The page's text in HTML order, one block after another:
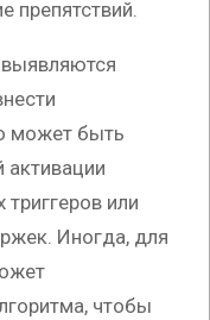
препятствий.
выявляются
может быть
активации
или
Иногда, для
чтобы